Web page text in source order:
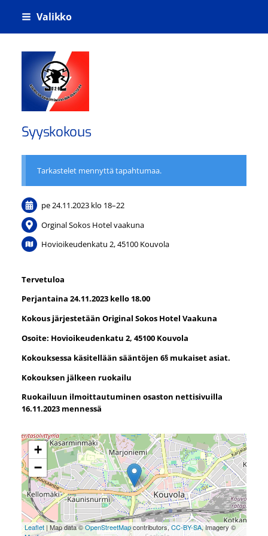
Siirry
sivun
sisältöön
Valikko
Kouvolan sähkötyöntekijäin osasto ry
Syyskokous
Tarkastelet mennyttä tapahtumaa.
pe 24.11.2023 klo 18–22
Orginal Sokos Hotel vaakuna
Hovioikeudenkatu 2, 45100 Kouvola
Tervetuloa
Perjantaina 24.11.2023 kello 18.00
Kokous järjestetään Original Sokos Hotel Vaakuna
Osoite: Hovioikeudenkatu 2, 45100 Kouvola
Kokouksessa käsitellään sääntöjen 6§ mukaiset asiat.
Kokouksen jälkeen ruokailu
Ruokailuun ilmoittautuminen osaston nettisivuilla
16.11.2023 mennessä
+
−
Leaflet| Map data ©OpenStreetMapcontributors,CC-BY-SA, Imagery ©